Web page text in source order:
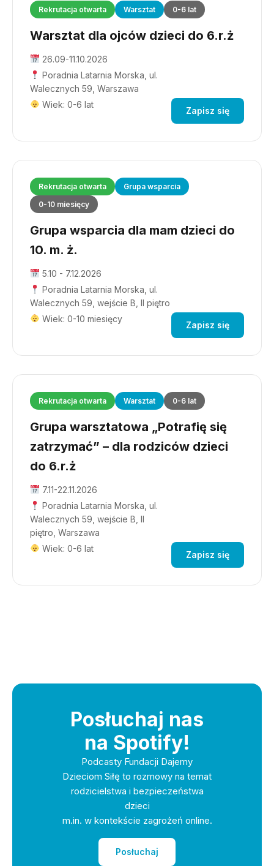
Rekrutacja otwarta Warsztat 0-6 lat
Warsztat dla ojców dzieci do 6.r.ż
26.09-11.10.2026
Poradnia Latarnia Morska, ul.
Walecznych 59, Warszawa
Wiek: 0-6 lat
Zapisz się
Rekrutacja otwarta
Grupa wsparcia
0-10 miesięcy
Grupa wsparcia dla mam dzieci do
10. m. ż.
5.10 - 7.12.2026
Poradnia Latarnia Morska, ul.
Walecznych 59, wejście B, II piętro
Wiek: 0-10 miesięcy
Zapisz się
Rekrutacja otwarta Warsztat 0-6 lat
Grupa warsztatowa „Potrafię się
zatrzymać” – dla rodziców dzieci
do 6.r.ż
7.11-22.11.2026
Poradnia Latarnia Morska, ul.
Walecznych 59, wejście B, II
piętro, Warszawa
Wiek: 0-6 lat
Zapisz się
Posłuchaj nas
na Spotify!
Podcasty Fundacji Dajemy
Dzieciom Siłę to rozmowy na temat
rodzicielstwa i bezpieczeństwa
dzieci
m.in. w kontekście zagrożeń online.
Posłuchaj